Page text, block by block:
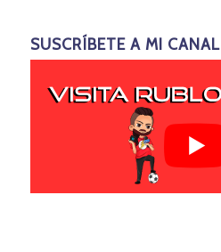
SUSCRÍBETE A MI CANAL